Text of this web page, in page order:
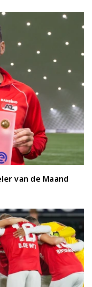
van de Maand